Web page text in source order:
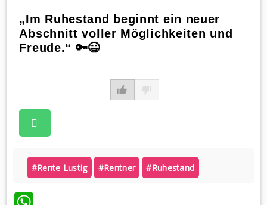
„Im Ruhestand beginnt ein neuer
Abschnitt voller Möglichkeiten und
Freude.“ 🔑😃
#rente Lustig #rentner #ruhestand